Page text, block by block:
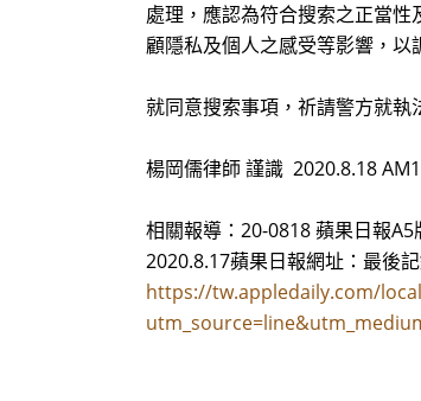
處理，應認為符合搜索之正當
顧隱私及個人之感受等影響，以
就同意搜索事項，祈請警方就執
楊岡儒律師 謹識 2020.8.18
相關報導：20-0818 蘋果日報A5
2020.8.17蘋果日報網址：最後
https://tw.appledaily.com/local/